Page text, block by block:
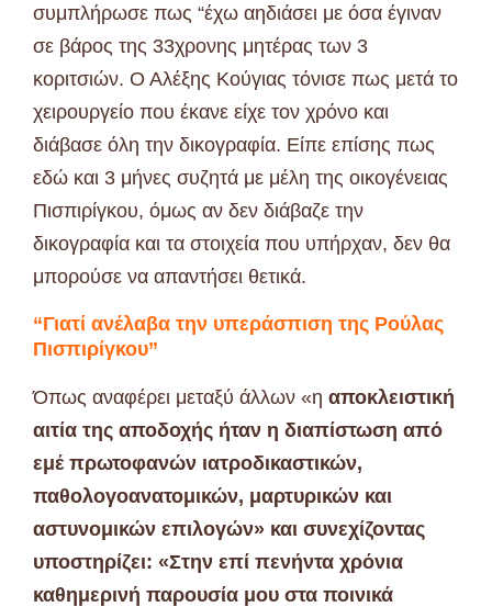
συμπλήρωσε πως “έχω αηδιάσει με όσα έγιναν
σε βάρος της 33χρονης μητέρας των 3
κοριτσιών. Ο Αλέξης Κούγιας τόνισε πως μετά το
χειρουργείο που έκανε είχε τον χρόνο και
διάβασε όλη την δικογραφία. Είπε επίσης πως
εδώ και 3 μήνες συζητά με μέλη της οικογένειας
Πισπιρίγκου, όμως αν δεν διάβαζε την
δικογραφία και τα στοιχεία που υπήρχαν, δεν θα
μπορούσε να απαντήσει θετικά.
“Γιατί ανέλαβα την υπεράσπιση της Ρούλας
Πισπιρίγκου”
Όπως αναφέρει μεταξύ άλλων «η αποκλειστική
αιτία της αποδοχής ήταν η διαπίστωση από
εμέ πρωτοφανών ιατροδικαστικών,
παθολογοανατομικών, μαρτυρικών και
αστυνομικών επιλογών» και συνεχίζοντας
υποστηρίζει: «Στην επί πενήντα χρόνια
καθημερινή παρουσία μου στα ποινικά